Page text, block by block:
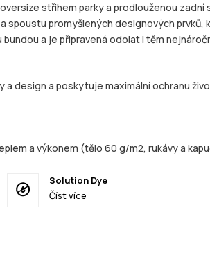
střihem parky a prodlouženou
spoustu promyšlených designových
a je připravená odolat i těm
design a poskytuje maximální ochranu
a výkonem (tělo 60 g/m2, rukávy a
Solution Dye
Číst více